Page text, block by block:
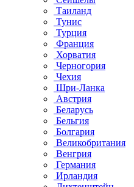
Таиланд
Тунис
Турция
Франция
Хорватия
Черногория
Чехия
Шри-Ланка
Австрия
Беларусь
Бельгия
Болгария
Великобритания
Венгрия
Германия
Ирландия